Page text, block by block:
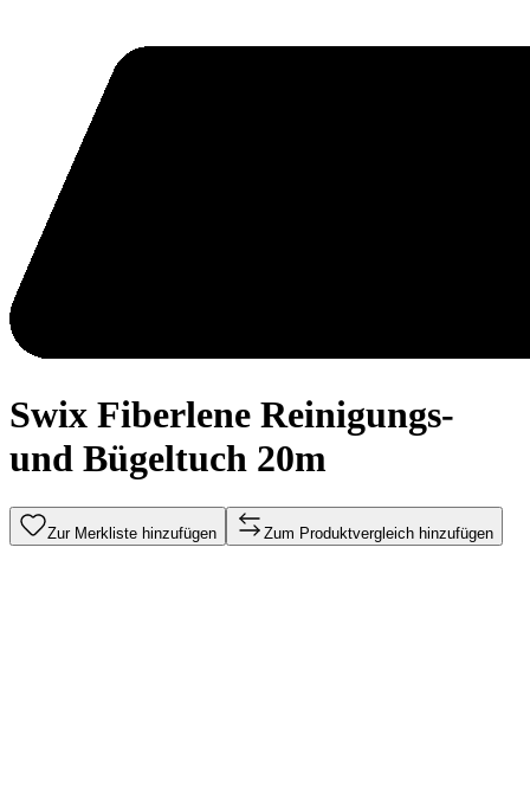
Swix Fiberlene Reinigungs-
und Bügeltuch 20m
Zur Merkliste hinzufügen Zum Produktvergleich hinzufügen